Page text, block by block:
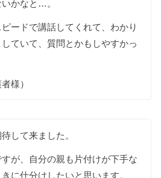
かなと…。
ードで講話してくれて、わかり
ていて、質問とかもしやすかっ
様）
して来ました。
が、自分の親も片付けが下手な
に仕分けしたいと思います。